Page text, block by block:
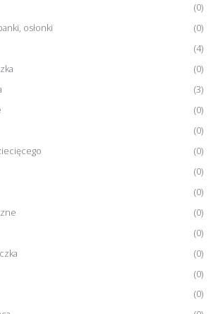
(0)
osłonki
(0)
(4)
(0)
(3)
(0)
(0)
(0)
(0)
(0)
(0)
(0)
(0)
(0)
(0)